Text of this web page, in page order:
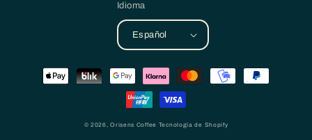
Idioma
Español
Formas
© 2026,Orisens Coffee Tecnología de Shopify